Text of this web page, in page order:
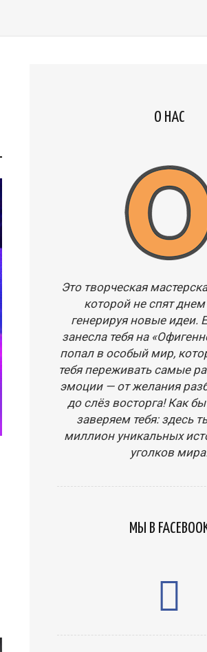
О НАС
Это творческая
которой не спят
генерируя новые идеи.
занесла тебя на
попал в особый мир,
тебя переживать самые
эмоции — от желания
до слёз восторга! Как
заверяем тебя: здесь
миллион уникальных
уголков
МЫ В